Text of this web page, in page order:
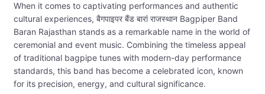
When it comes to captivating performances and authentic
cultural experiences, बैगपाइपर बैंड बारां राजस्थान Bagpiper Band
Baran Rajasthan stands as a remarkable name in the world of
ceremonial and event music. Combining the timeless appeal
of traditional bagpipe tunes with modern-day performance
standards, this band has become a celebrated icon, known
for its precision, energy, and cultural significance.